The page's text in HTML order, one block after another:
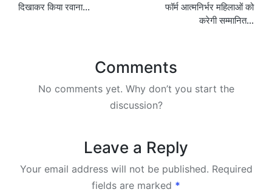
दिखाकर किया रवाना…
फॉर्म आत्मनिर्भर महिलाओं को
करेगी सम्मानित…
Comments
No comments yet. Why don’t you start the
discussion?
Leave a Reply
Your email address will not be published. Required
fields are marked *